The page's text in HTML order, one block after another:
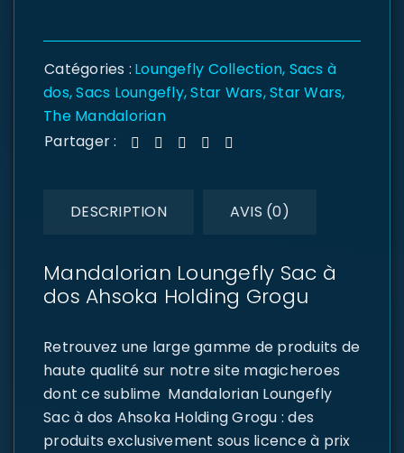
Catégories : Loungefly Collection, Sacs à
dos,Sacs Loungefly,Star Wars,Star Wars,
The Mandalorian
Partager :
DESCRIPTION AVIS (0)
Mandalorian Loungefly Sac à
dos Ahsoka Holding Grogu
Retrouvez une large gamme de produits de
haute qualité sur notre site magicheroes
dont ce sublime Mandalorian Loungefly
Sac à dos Ahsoka Holding Grogu : des
produits exclusivement sous licence à prix